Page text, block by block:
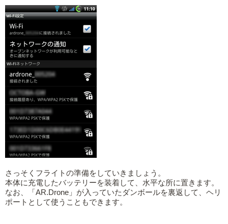
さっそくフライトの準備をしていきましょう。
本体に充電したバッテリーを装着して、水平な所に置きます。
なお、「AR.Drone」が入っていたダンボールを裏返して、ヘリ
ポートとして使うこともできます。